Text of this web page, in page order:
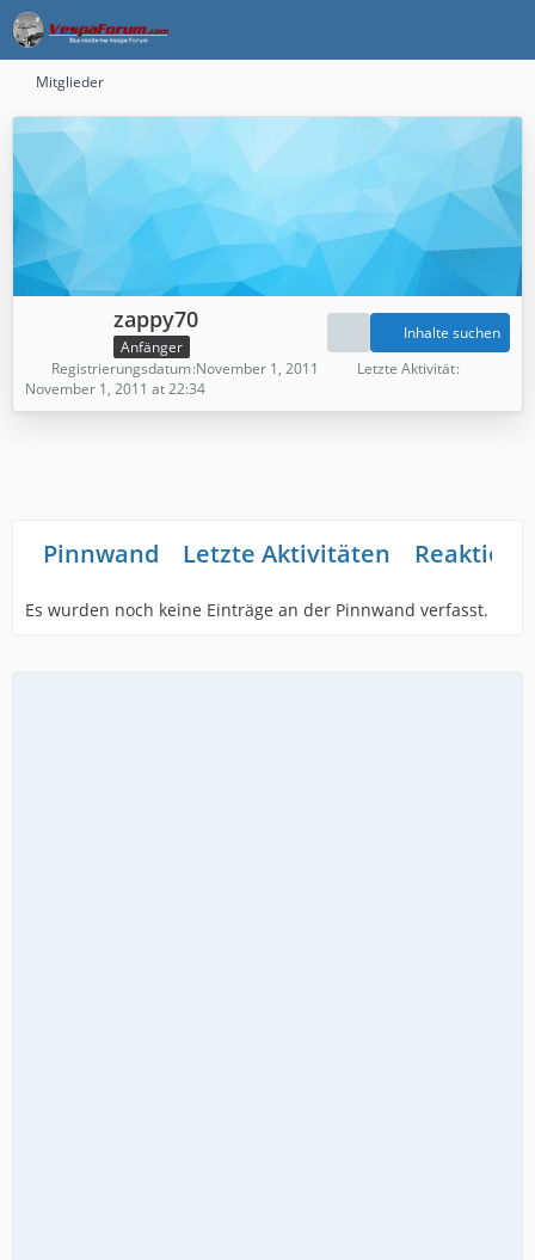
Mitglieder
zappy70
Anfänger
Inhalte suchen
Registrierungsdatum November 1, 2011
Letzte Aktivität
November 1, 2011 at 22:34
Pinnwand Letzte Aktivitäten
Es wurden noch keine Einträge an der Pinnwand verfasst.